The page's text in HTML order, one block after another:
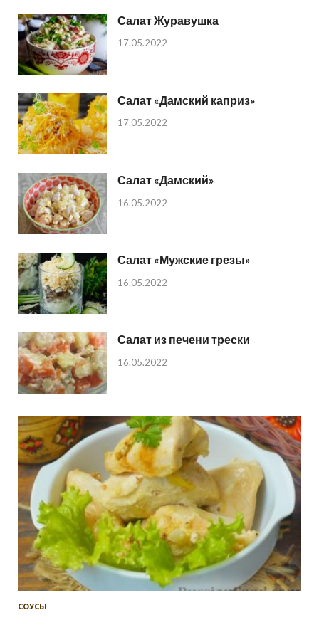
Салат Журавушка
17.05.2022
Салат «Дамский каприз»
17.05.2022
Салат «Дамский»
16.05.2022
Салат «Мужские грезы»
16.05.2022
Салат из печени трески
16.05.2022
СОУСЫ